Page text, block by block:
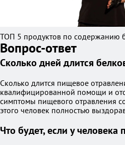
ТОП 5 продуктов по содержанию
Вопрос-ответ
Сколько дней длится
Сколько длится пищевое
квалифицированной помощи и
симптомы пищевого отравления
этого человек полностью
Что будет, если у человека